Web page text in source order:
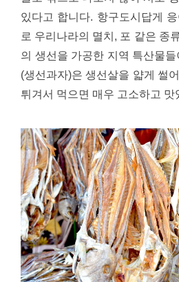
있다고 합니다. 항구도시답게
로 우리나라의 멸치, 포 같은 종
의 생선을 가공한 지역 특산물
(생선과자)은 생선살을 얇게 썰
튀겨서 먹으면 매우 고소하고 맛